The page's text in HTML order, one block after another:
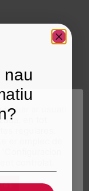
de la Ronda
ar usuari
en tot
er emplec de
nau